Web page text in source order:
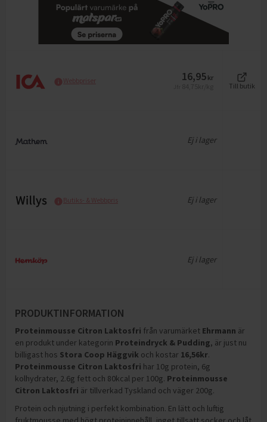
Webbpriser 16,95 kr
Till butik
Ej i lager
Butiks- & Webbpris Ej i lager
Ej i lager
PRODUKTINFORMATION
Proteinmousse Citron Laktosfri från varumärket Ehrmann är
en produkt under kategorin Proteindryck & Pudding, är just nu
billigast hos Stora Coop Häggvik och kostar 16,56kr.
Proteinmousse Citron Laktosfri har 10g protein, 6g
kolhydrater, 2.6g fett och 80kcal per 100g. Proteinmousse
Citron Laktosfri är tillverkad Tyskland och väger 200g.
Protein och njutning i perfekt kombination. En lätt och luftig